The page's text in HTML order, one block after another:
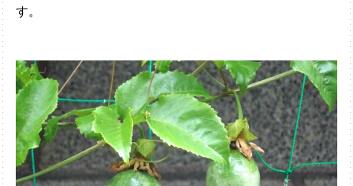
す。